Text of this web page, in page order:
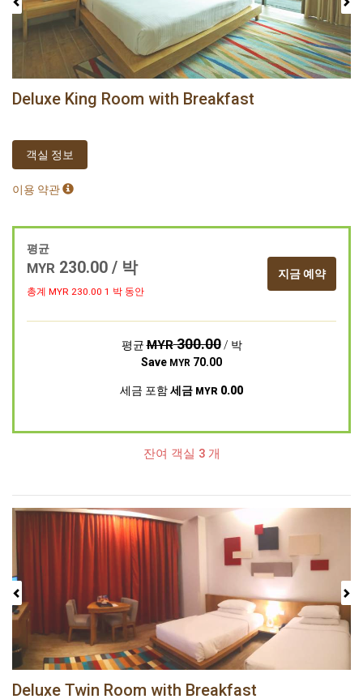
Deluxe King Room with Breakfast
객실 정보
이용 약관
평균
MYR 230.00 / 박
총계 MYR 230.00 1 박 동안
지금 예약
평균MYR300.00/ 박
Save MYR 70.00
세금 포함세금 MYR 0.00
잔여 객실 3 개
Previous
Deluxe Twin Room with Breakfast